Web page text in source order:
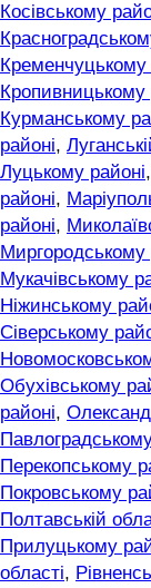
Косівському
Кременчуцькому
Кропивницькому
Курманському
районі,
Луцькому районі,
районі,
районі,
Миргородському
Мукачівському
Ніжинському
Сіверському
Обухівському
районі,
Перекопському
Покровському
Полтавській
Прилуцькому
області,